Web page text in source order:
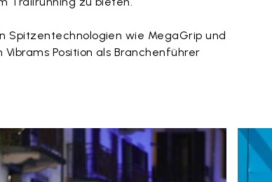
Spitzentechnologien wie MegaGrip und
Position als Branchenführer